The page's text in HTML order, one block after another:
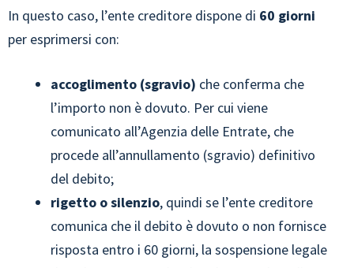
In questo caso, l’ente creditore dispone di 60 giorni
per esprimersi con:
accoglimento (sgravio) che conferma che
l’importo non è dovuto. Per cui viene
comunicato all’Agenzia delle Entrate, che
procede all’annullamento (sgravio) definitivo
del debito;
rigetto o silenzio, quindi se l’ente creditore
comunica che il debito è dovuto o non fornisce
risposta entro i 60 giorni, la sospensione legale